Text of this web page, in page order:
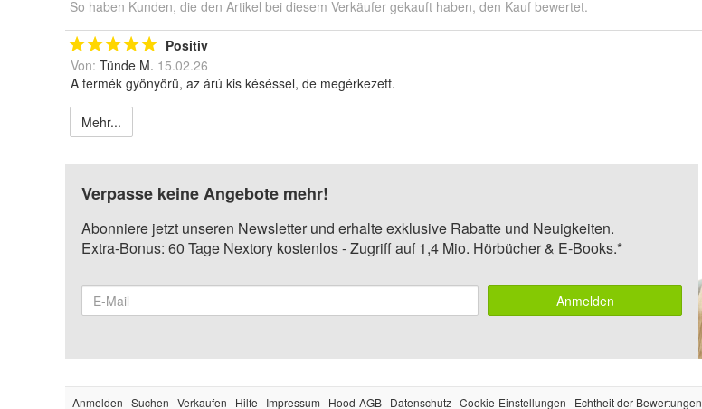
So haben Kunden, die den Artikel bei diesem Verkäufer gekauft haben, den Kauf bewertet.
Positiv
Von: Tünde M. 15.02.26
A termék gyönyörü, az árú kis késéssel, de megérkezett.
Mehr...
Verpasse keine Angebote mehr!
Abonniere jetzt unseren Newsletter und erhalte exklusive Rabatte und Neuigkeiten.
Extra-Bonus: 60 Tage Nextory kostenlos - Zugriff auf 1,4 Mio. Hörbücher & E-Books.*
Anmelden
Anmelden Suchen Verkaufen Hilfe Impressum Hood-AGB Datenschutz Cookie-Einstellungen Echtheit der Bewertungen